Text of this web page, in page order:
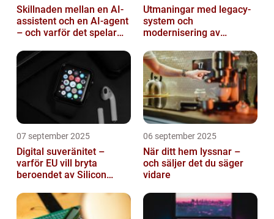
Skillnaden mellan en AI-
assistent och en AI-agent
– och varför det spelar
Utmaningar med legacy-
system och
modernisering av
07 september 2025
Digital suveränitet –
varför EU vill bryta
beroendet av Silicon
06 september 2025
När ditt hem lyssnar –
och säljer det du säger
vidare